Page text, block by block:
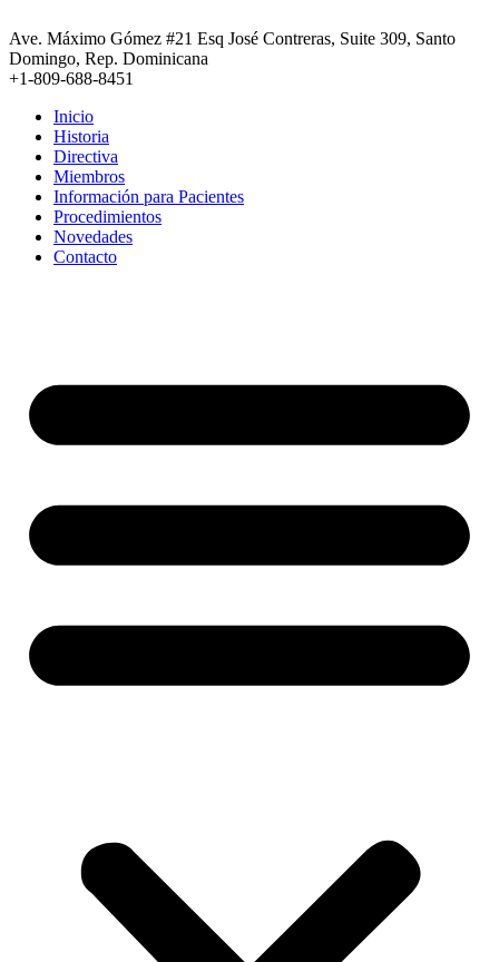
al
contenido
Ave. Máximo Gómez #21 Esq José Contreras, Suite 309, Santo
Domingo, Rep. Dominicana
+1-809-688-8451
Inicio
Historia
Directiva
Miembros
Información para Pacientes
Procedimientos
Novedades
Contacto